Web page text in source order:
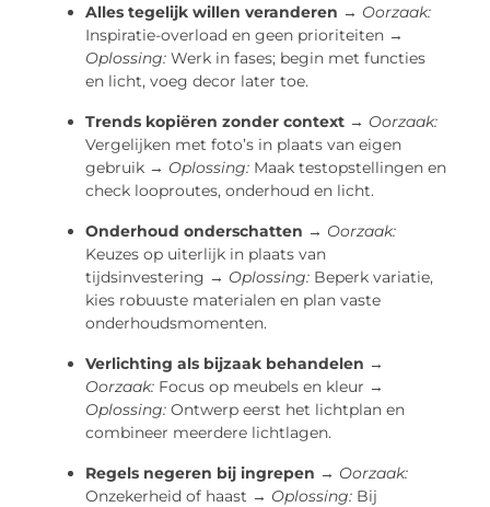
Alles tegelijk willen veranderen → Oorzaak:
Inspiratie-overload en geen prioriteiten →
Oplossing: Werk in fases; begin met functies
en licht, voeg decor later toe.
Trends kopiëren zonder context → Oorzaak:
Vergelijken met foto’s in plaats van eigen
gebruik → Oplossing: Maak testopstellingen en
check looproutes, onderhoud en licht.
Onderhoud onderschatten → Oorzaak:
Keuzes op uiterlijk in plaats van
tijdsinvestering → Oplossing: Beperk variatie,
kies robuuste materialen en plan vaste
onderhoudsmomenten.
Verlichting als bijzaak behandelen →
Oorzaak: Focus op meubels en kleur →
Oplossing: Ontwerp eerst het lichtplan en
combineer meerdere lichtlagen.
Regels negeren bij ingrepen → Oorzaak:
Onzekerheid of haast → Oplossing: Bij